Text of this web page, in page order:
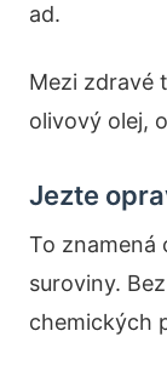
ad.
Mezi zdravé
olivový olej,
Jezte
To znamená
suroviny.
chemických